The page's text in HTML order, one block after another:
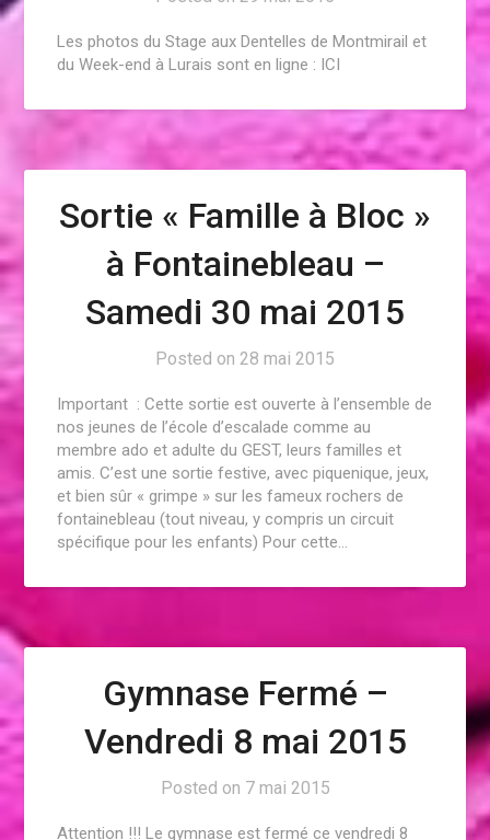
Les photos du Stage aux Dentelles de Montmirail et
du Week-end à Lurais sont en ligne : ICI
Sortie « Famille à Bloc »
à Fontainebleau –
Samedi 30 mai 2015
Posted on 28 mai 2015
Important : Cette sortie est ouverte à l’ensemble de
nos jeunes de l’école d’escalade comme au
membre ado et adulte du GEST, leurs familles et
amis. C’est une sortie festive, avec piquenique, jeux,
et bien sûr « grimpe » sur les fameux rochers de
fontainebleau (tout niveau, y compris un circuit
spécifique pour les enfants) Pour cette…
Gymnase Fermé –
Vendredi 8 mai 2015
Posted on 7 mai 2015
Attention !!! Le gymnase est fermé ce vendredi 8